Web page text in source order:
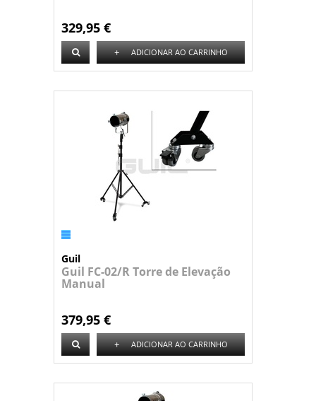
329,95 €
+ ADICIONAR AO CARRINHO
Guil
Guil FC-02/R Torre de Elevação
Manual
379,95 €
+ ADICIONAR AO CARRINHO